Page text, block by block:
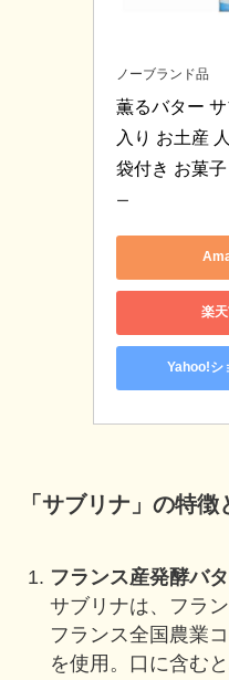
ノーブランド品
薫るバター
入り お土産
袋付き お菓子
ー
楽
Yahoo!シ
「サブリナ」の特徴
フランス産発酵バ
サブリナは、フラ
フランス全国農業
を使用。口に含む